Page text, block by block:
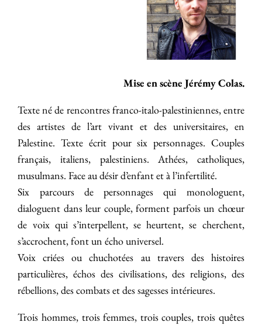
Mise en scène Jérémy Colas.
Texte né de rencontres franco-italo-palestiniennes, entre
des artistes de l’art vivant et des universitaires, en
Palestine. Texte écrit pour six personnages. Couples
français, italiens, palestiniens. Athées, catholiques,
musulmans. Face au désir d’enfant et à l’infertilité.
Six parcours de personnages qui monologuent,
dialoguent dans leur couple, forment parfois un chœur
de voix qui s’interpellent, se heurtent, se cherchent,
s’accrochent, font un écho universel.
Voix criées ou chuchotées au travers des histoires
particulières, échos des civilisations, des religions, des
rébellions, des combats et des sagesses intérieures.
Trois hommes, trois femmes, trois couples, trois quêtes